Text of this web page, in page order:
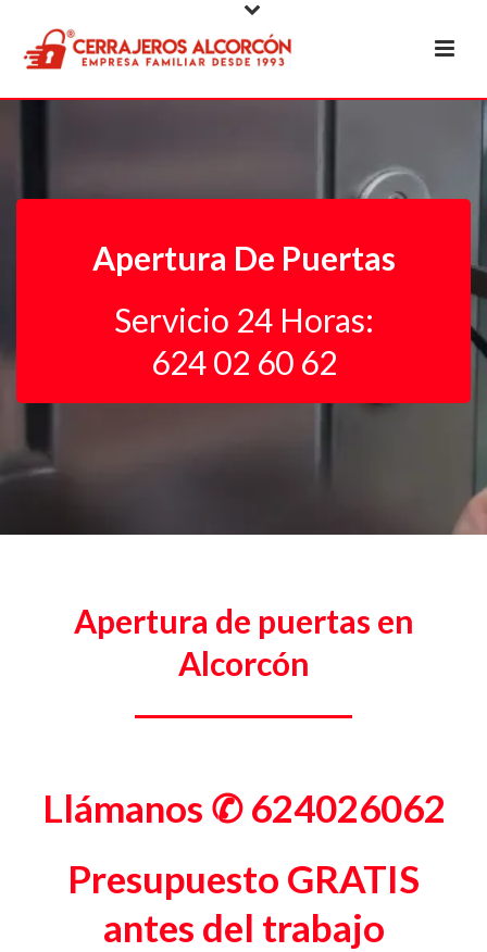
Apertura De Puertas
Servicio 24 Horas:
624 02 60 62
Apertura de puertas en
Alcorcón
Llámanos ✆ 624026062
Presupuesto GRATIS
antes del trabajo